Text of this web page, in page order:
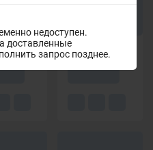
недоступен.
доставленные
запрос позднее.